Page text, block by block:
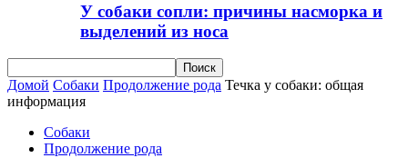
У собаки сопли: причины насморка и
выделений из носа
Домой Собаки Продолжение рода Течка у собаки: общая
информация
Собаки
Продолжение рода